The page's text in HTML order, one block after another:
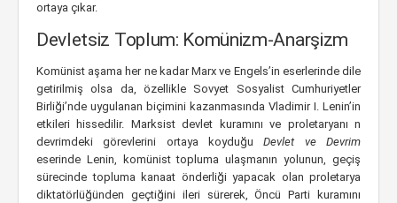
ortaya çıkar.
Devletsiz Toplum: Komünizm-Anarşizm
Komünist aşama her ne kadar Marx ve Engels’in eserlerinde dile
getirilmiş olsa da, özellikle Sovyet Sosyalist Cumhuriyetler
Birliği’nde uygulanan biçimini kazanmasında Vladimir I. Lenin’in
etkileri hissedilir. Marksist devlet kuramını ve proletaryanı n
devrimdeki görevlerini ortaya koyduğuDevlet ve Devrim
eserinde Lenin, komünist topluma ulaşmanın yolunun, geçiş
sürecinde topluma kanaat önderliği yapacak olan proletarya
diktatörlüğünden geçtiğini ileri sürerek, Öncü Parti kuramını